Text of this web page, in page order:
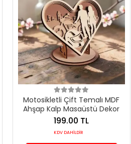
Motosikletli Çift Temalı MDF
Ahşap Kalp Masaüstü Dekor
199.00 TL
KDV DAHİLDİR